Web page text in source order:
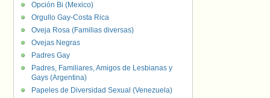
Opción Bi (Mexico)
Orgullo Gay-Costa Rica
Oveja Rosa (Familias diversas)
Ovejas Negras
Padres Gay
Padres, Familiares, Amigos de Lesbianas y
Gays (Argentina)
Papeles de Diversidad Sexual (Venezuela)